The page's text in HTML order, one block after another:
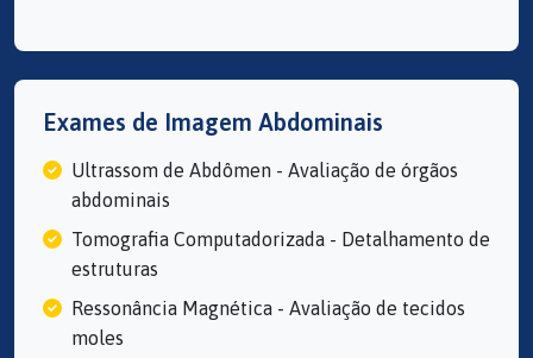
Exames de Imagem Abdominais
Ultrassom de Abdômen - Avaliação de órgãos
abdominais
Tomografia Computadorizada - Detalhamento de
estruturas
Ressonância Magnética - Avaliação de tecidos
moles